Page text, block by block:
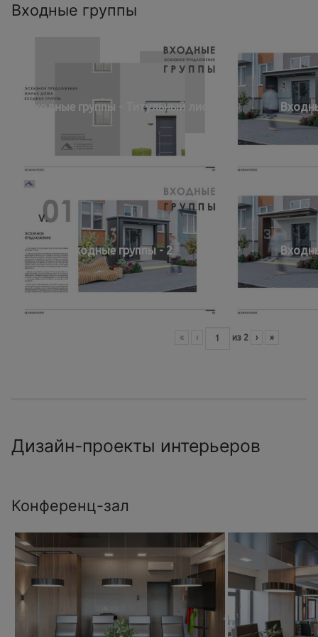
Входные группы
Входные группы - Титульный лист
Входные группы - 2
« ‹ из 2 › »
Дизайн-проекты интерьеров
Конференц-зал